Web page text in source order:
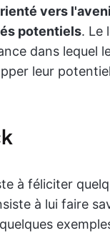
vers
potentiels. Le
dans lequel
leur
à féliciter
à lui faire